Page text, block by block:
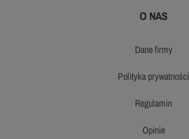
O NAS
dane firmy
polityka prywatności
regulamin
opinie